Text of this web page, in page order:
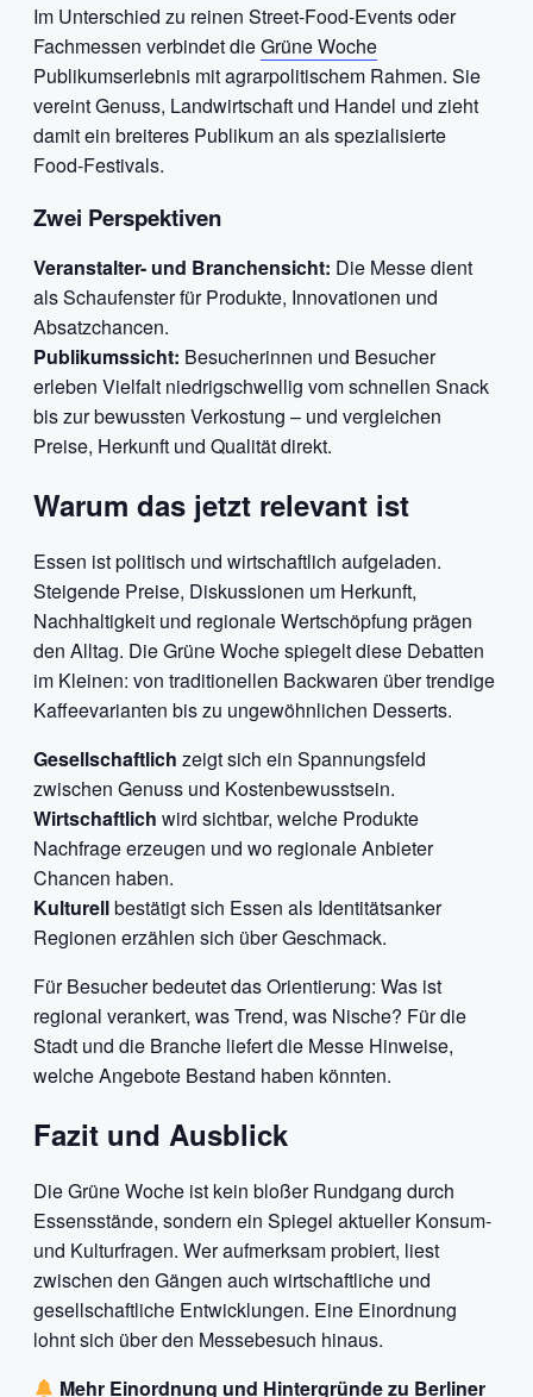
Im Unterschied zu reinen Street-Food-Events oder
Fachmessen verbindet dieGrüne Woche
Publikumserlebnis mit agrarpolitischem Rahmen. Sie
vereint Genuss, Landwirtschaft und Handel und zieht
damit ein breiteres Publikum an als spezialisierte
Food-Festivals.
Zwei Perspektiven
Veranstalter- und Branchensicht: Die Messe dient
als Schaufenster für Produkte, Innovationen und
Absatzchancen.
Publikumssicht: Besucherinnen und Besucher
erleben Vielfalt niedrigschwellig vom schnellen Snack
bis zur bewussten Verkostung – und vergleichen
Preise, Herkunft und Qualität direkt.
Warum das jetzt relevant ist
Essen ist politisch und wirtschaftlich aufgeladen.
Steigende Preise, Diskussionen um Herkunft,
Nachhaltigkeit und regionale Wertschöpfung prägen
den Alltag. Die Grüne Woche spiegelt diese Debatten
im Kleinen: von traditionellen Backwaren über trendige
Kaffeevarianten bis zu ungewöhnlichen Desserts.
Gesellschaftlich zeigt sich ein Spannungsfeld
zwischen Genuss und Kostenbewusstsein.
Wirtschaftlich wird sichtbar, welche Produkte
Nachfrage erzeugen und wo regionale Anbieter
Chancen haben.
Kulturellbestätigt sich Essen als Identitätsanker
Regionen erzählen sich über Geschmack.
Für Besucher bedeutet das Orientierung: Was ist
regional verankert, was Trend, was Nische? Für die
Stadt und die Branche liefert die Messe Hinweise,
welche Angebote Bestand haben könnten.
Fazit und Ausblick
Die Grüne Woche ist kein bloßer Rundgang durch
Essensstände, sondern ein Spiegel aktueller Konsum-
und Kulturfragen. Wer aufmerksam probiert, liest
zwischen den Gängen auch wirtschaftliche und
gesellschaftliche Entwicklungen. Eine Einordnung
lohnt sich über den Messebesuch hinaus.
Mehr Einordnung und Hintergründe zu Berliner